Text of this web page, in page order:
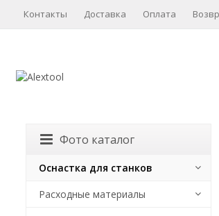
Контакты Доставка Оплата
Фото каталог
Оснастка для станков
Расходные материалы